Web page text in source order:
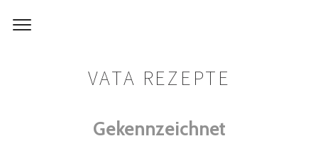
VATA REZEPTE
Gekennzeichnet